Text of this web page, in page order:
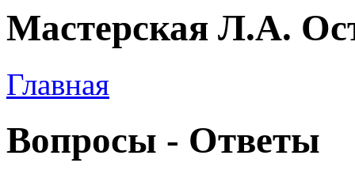
Мастерская Л.А.
Главная
Вопросы - Ответы